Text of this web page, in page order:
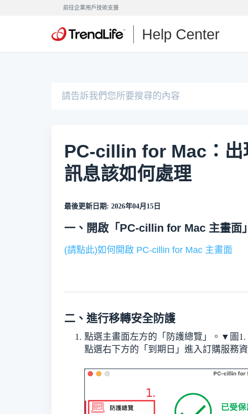
前往企業用戶技術支援
Help Center
PC-cillin for Mac：出
訊息該如何處理
最後更新日期: 2026年04月15日
一、開啟「PC-cillin for Mac 主畫面」
(請點此)如何開啟 PC-cillin for Mac 主畫面
二、進行移轉安全防護
點選主畫面左方的「防護總覽」。▼ 圖1.
點選右下方的「到期日」進入訂購服務